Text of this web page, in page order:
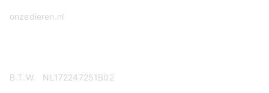
onzedieren.nl
B.T.W. NL172247251B02